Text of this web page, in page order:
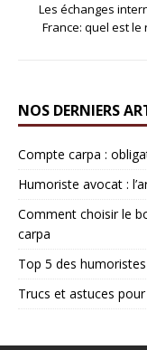
Les échanges
France: quel est le
NOS DERNIERS
Compte carpa :
Humoriste avocat :
Comment choisir le
carpa
Top 5 des
Trucs et astuces